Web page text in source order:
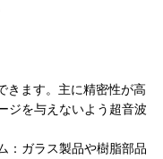
きます。主に精密性が高
ジを与えないよう超音波
：ガラス製品や樹脂部品